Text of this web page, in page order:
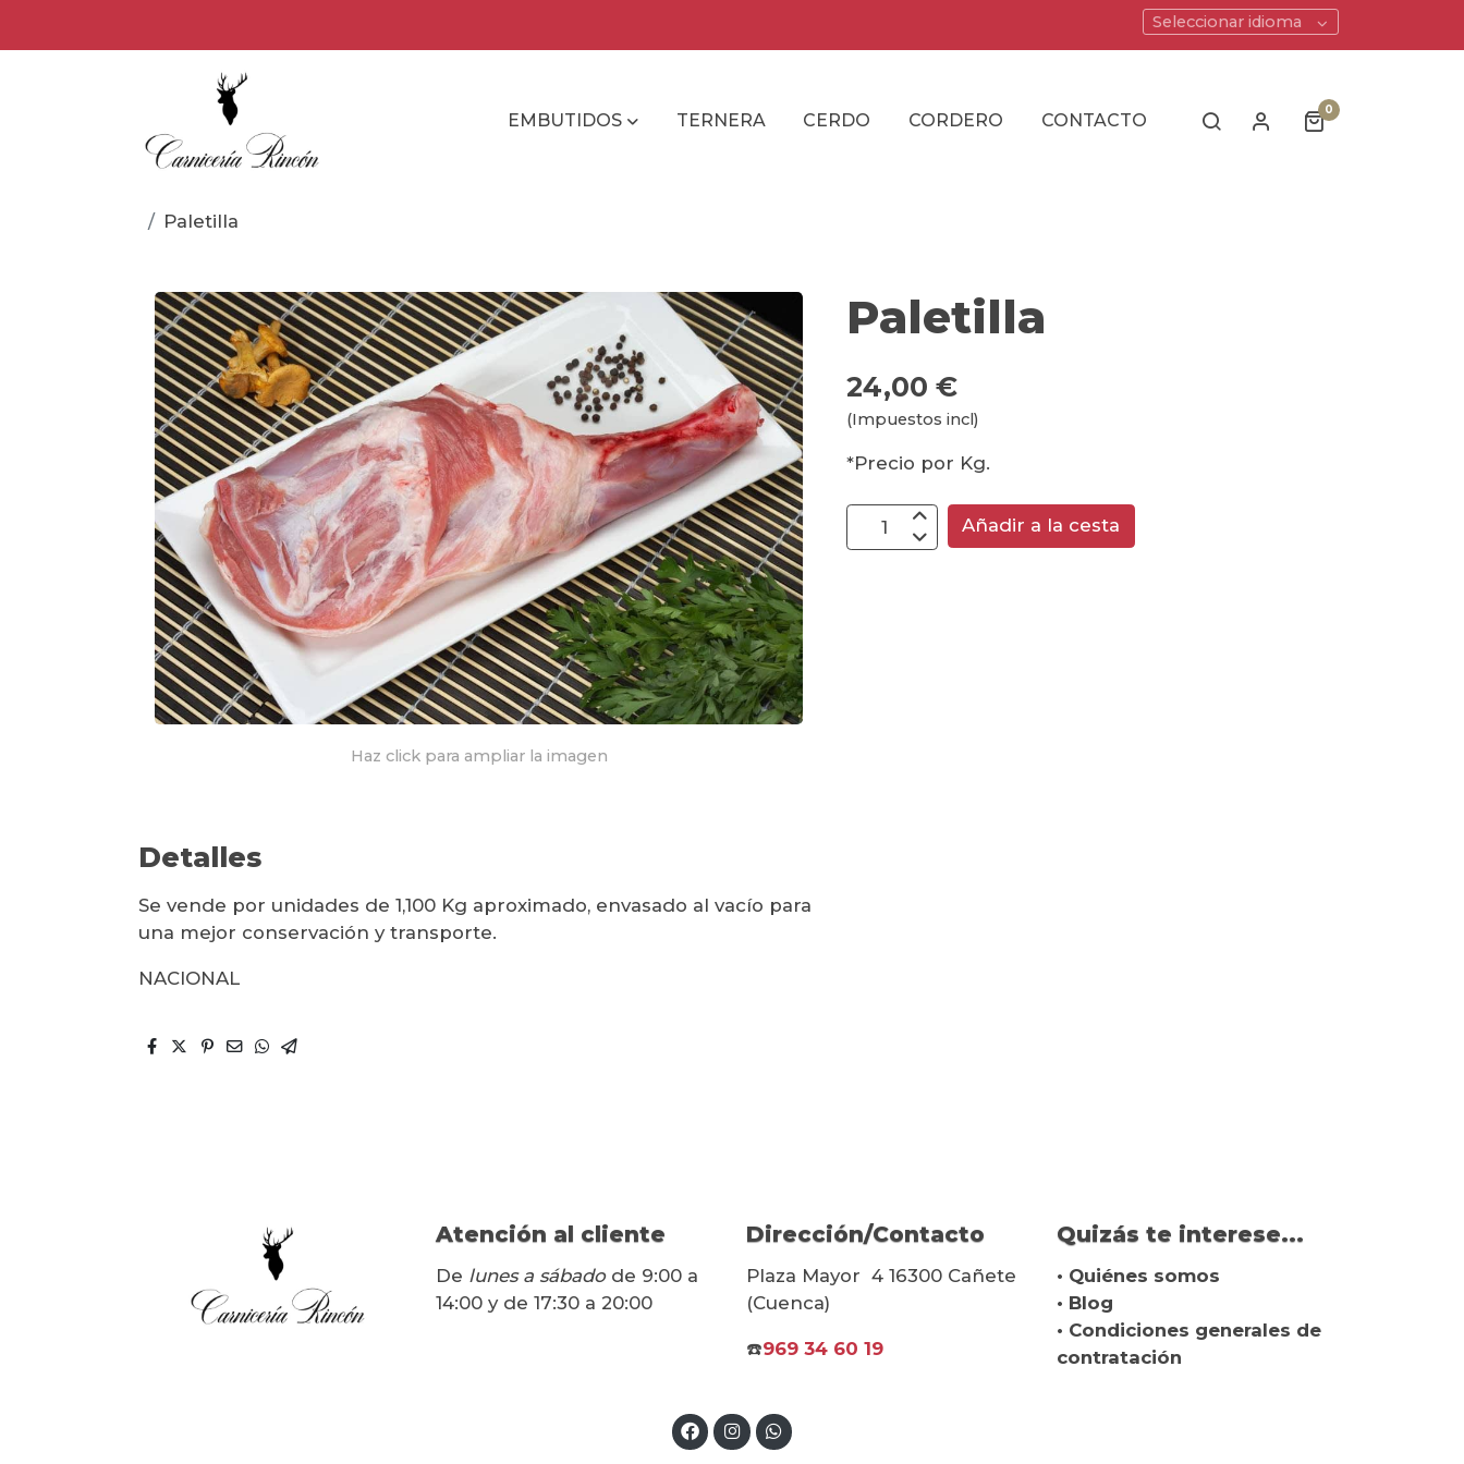
Seleccionar idioma
EMBUTIDOS TERNERA CERDO CORDERO CONTACTO
0
Paletilla
Haz click para ampliar la imagen
Detalles
Se vende por unidades de 1,100 Kg aproximado, envasado al vacío para
una mejor conservación y transporte.
NACIONAL
Paletilla
24,00 €
(Impuestos incl)
*Precio por Kg.
Añadir a la cesta
Atención al cliente
De lunes a sábadode 9:00 a
14:00 y de 17:30 a 20:00
Dirección/Contacto
Plaza Mayor 4 16300 Cañete
(Cuenca)
☎️969 34 60 19
Quizás te interese...
• Quiénes somos
• Blog
• Condiciones generales de
contratación